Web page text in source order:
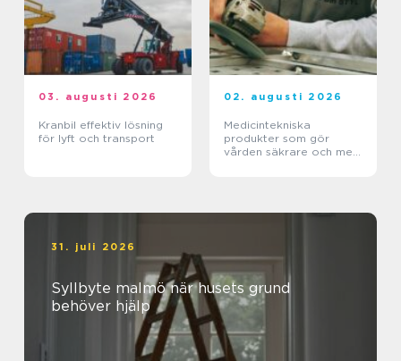
03. augusti 2026
Kranbil effektiv lösning
för lyft och transport
02. augusti 2026
Medicintekniska
produkter som gör
vården säkrare och mer
31. juli 2026
Syllbyte malmö när husets grund
behöver hjälp